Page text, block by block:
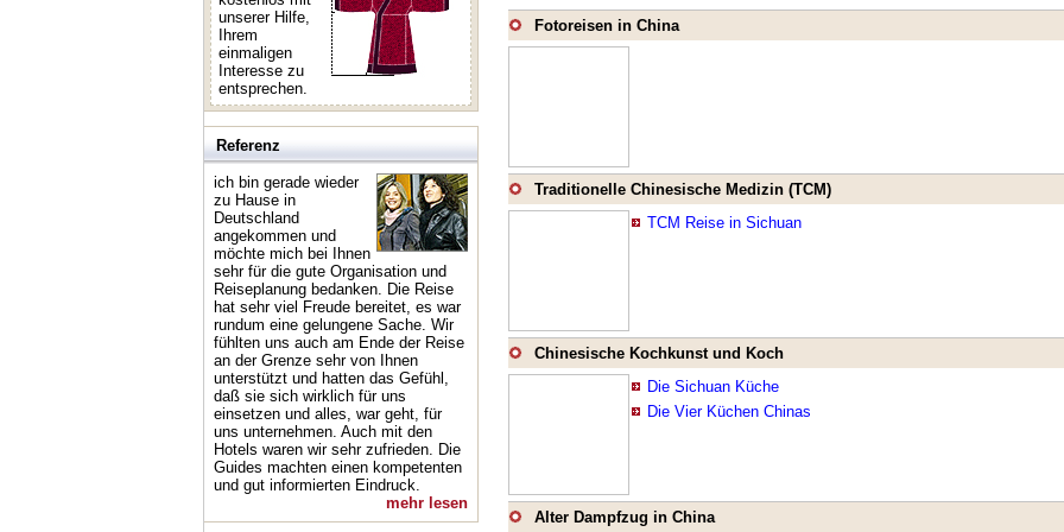
unserer Hilfe,
Ihrem
einmaligen
Interesse zu
entsprechen.
Referenz
ich bin gerade wieder
zu Hause in
Deutschland
angekommen und
möchte mich bei Ihnen
sehr für die gute Organisation und
Reiseplanung bedanken. Die Reise
hat sehr viel Freude bereitet, es war
rundum eine gelungene Sache. Wir
fühlten uns auch am Ende der Reise
an der Grenze sehr von Ihnen
unterstützt und hatten das Gefühl,
daß sie sich wirklich für uns
einsetzen und alles, war geht, für
uns unternehmen. Auch mit den
Hotels waren wir sehr zufrieden. Die
Guides machten einen kompetenten
und gut informierten Eindruck.
mehr lesen
Fotoreisen in China
Traditionelle Chinesische Medizin (TCM)
TCM Reise in Sichuan
Chinesische Kochkunst und Koch
Die Sichuan Küche
Die Vier Küchen Chinas
Alter Dampfzug in China